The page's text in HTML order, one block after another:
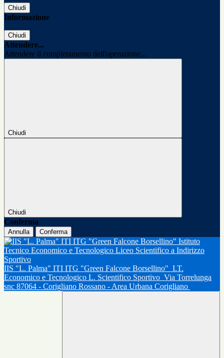
Chiudi
Informazione
Chiudi
Attendere...
Attendere il completamento dell'operazione...
Chiudi
Chiudi
Conferma
Annulla Conferma
IIS "L. Palma" ITI ITG "Green Falcone Borsellino" I.T.
Economico e Tecnologico L. Scientifico Sportivo Via Torrelunga
snc 87064 - Corigliano Rossano - Area Urbana Corigliano